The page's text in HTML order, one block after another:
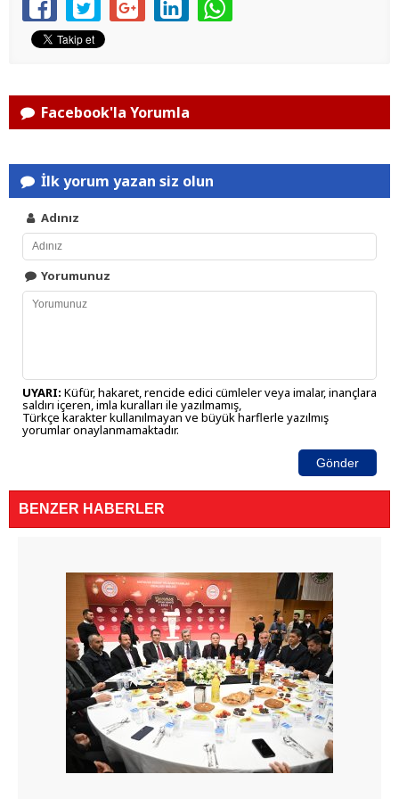
Facebook'la Yorumla
İlk yorum yazan siz olun
Adınız
Yorumunuz
UYARI: Küfür, hakaret, rencide edici cümleler veya imalar, inançlara
saldırı içeren, imla kuralları ile yazılmamış,
Türkçe karakter kullanılmayan ve büyük harflerle yazılmış
yorumlar onaylanmamaktadır.
Gönder
BENZER HABERLER